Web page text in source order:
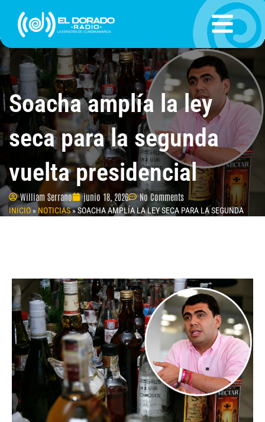
contenido
Soacha amplía la ley
seca para la segunda
vuelta presidencial
William Serrano junio 18, 2026 No Comments
INICIO» NOTICIAS»SOACHA AMPLÍA LA LEY SECA PARA LA SEGUNDA